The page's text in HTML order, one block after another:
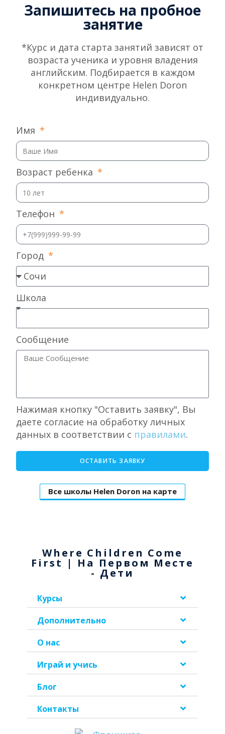
Запишитесь на пробное
занятие
*Курс и дата старта занятий зависят от
возраста ученика и уровня владения
английским. Подбирается в каждом
конкретном центре Helen Doron
индивидуально.
Имя
Возраст ребенка
Телефон
Город
Школа
Сообщение
Нажимая кнопку "Оставить заявку", Вы
даете согласие на обработку личных
данных в соответствии с правилами.
ОСТАВИТЬ ЗАЯВКУ
Все школы Helen Doron на карте
Where Children Come
First | На Первом Месте
- Дети
Курсы
Дополнительно
О нас
Играй и учись
Блог
Контакты